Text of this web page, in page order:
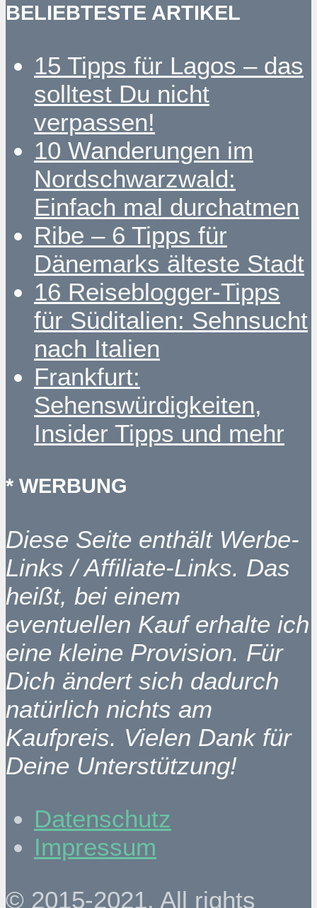
BELIEBTESTE ARTIKEL
15 Tipps für Lagos – das
solltest Du nicht
verpassen!
10 Wanderungen im
Nordschwarzwald:
Einfach mal durchatmen
Ribe – 6 Tipps für
Dänemarks älteste Stadt
16 Reiseblogger-Tipps
für Süditalien: Sehnsucht
nach Italien
Frankfurt:
Sehenswürdigkeiten,
Insider Tipps und mehr
* WERBUNG
Diese Seite enthält Werbe-
Links / Affiliate-Links. Das
heißt, bei einem
eventuellen Kauf erhalte ich
eine kleine Provision. Für
Dich ändert sich dadurch
natürlich nichts am
Kaufpreis. Vielen Dank für
Deine Unterstützung!
Datenschutz
Impressum
© 2015-2021. All rights